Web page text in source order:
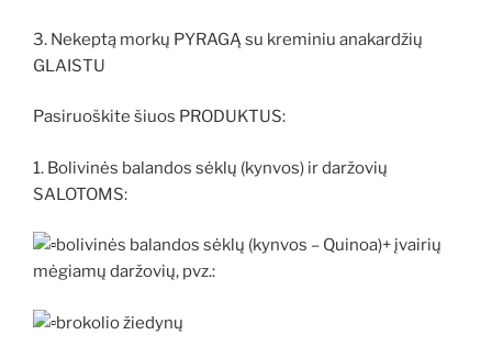
3. Nekeptą morkų PYRAGĄ su kreminiu anakardžių
GLAISTU
Pasiruoškite šiuos PRODUKTUS:
1. Bolivinės balandos sėklų (kynvos) ir daržovių
SALOTOMS:
bolivinės balandos sėklų (kynvos – Quinoa)+ įvairių
mėgiamų daržovių, pvz.:
brokolio žiedynų